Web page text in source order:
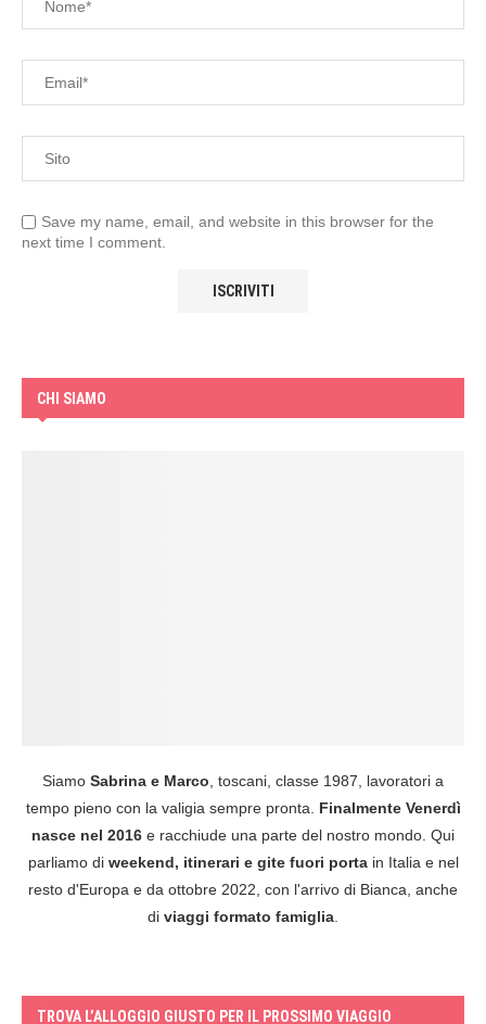
Save my name, email, and website in this browser for the
next time I comment.
CHI SIAMO
Siamo Sabrina e Marco, toscani, classe 1987, lavoratori a
tempo pieno con la valigia sempre pronta. Finalmente Venerdì
nasce nel 2016 e racchiude una parte del nostro mondo. Qui
parliamo di weekend, itinerari e gite fuori portain Italia e nel
resto d'Europa e da ottobre 2022, con l'arrivo di Bianca, anche
di viaggi formato famiglia.
TROVA L’ALLOGGIO GIUSTO PER IL PROSSIMO VIAGGIO